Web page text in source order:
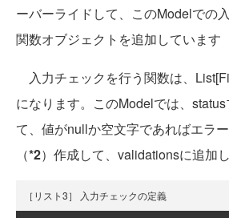
ーバーライドして、このModelでの
関数オブジェクトを追加しています
入力チェックを行う関数は、
になります。このModelでは、
て、値がnullか空文字であればエラ
（*2）作成して、validationsに追加し
［リスト3］ 入力チェックの定義